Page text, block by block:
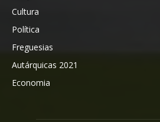
Cultura
Política
Freguesias
Autárquicas 2021
Economia